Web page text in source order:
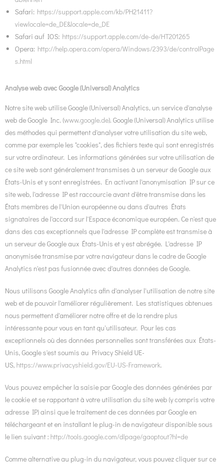
Safari: https://support.apple.com/kb/PH21411?
viewlocale=de_DE&locale=de_DE
Safari auf IOS: https://support.apple.com/de-de/HT201265
Opera: http://help.opera.com/opera/Windows/2393/de/controlPage
s.html
Analyse web avec Google (Universal) Analytics
Notre site web utilise Google (Universal) Analytics, un service d'analyse
web de Google Inc. (www.google.de). Google (Universal) Analytics utilise
des méthodes qui permettent d'analyser votre utilisation du site web,
comme par exemple les "cookies", des fichiers texte qui sont enregistrés
sur votre ordinateur. Les informations générées sur votre utilisation de
ce site web sont généralement transmises à un serveur de Google aux
États-Unis et y sont enregistrées. En activant l'anonymisation IP sur ce
site web, l'adresse IP est raccourcie avant d'être transmise dans les
États membres de l'Union européenne ou dans d'autres États
signataires de l'accord sur l'Espace économique européen. Ce n'est que
dans des cas exceptionnels que l'adresse IP complète est transmise à
un serveur de Google aux États-Unis et y est abrégée. L'adresse IP
anonymisée transmise par votre navigateur dans le cadre de Google
Analytics n'est pas fusionnée avec d'autres données de Google.
Nous utilisons Google Analytics afin d'analyser l'utilisation de notre site
web et de pouvoir l'améliorer régulièrement. Les statistiques obtenues
nous permettent d'améliorer notre offre et de la rendre plus
intéressante pour vous en tant qu'utilisateur. Pour les cas
exceptionnels où des données personnelles sont transférées aux États-
Unis, Google s'est soumis au Privacy Shield UE-
US, https://www.privacyshield.gov/EU-US-Framework.
Vous pouvez empêcher la saisie par Google des données générées par
le cookie et se rapportant à votre utilisation du site web (y compris votre
adresse IP) ainsi que le traitement de ces données par Google en
téléchargeant et en installant le plug-in de navigateur disponible sous
le lien suivant : http://tools.google.com/dlpage/gaoptout?hl=de
Comme alternative au plug-in du navigateur, vous pouvez cliquer sur ce